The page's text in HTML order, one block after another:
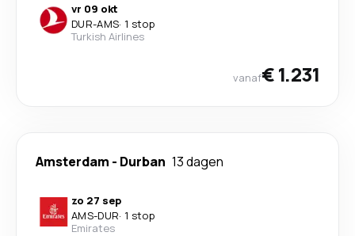
vr 09 okt
DUR-AMS· 1 stop
Turkish Airlines
vanaf€ 1.231
Amsterdam - Durban 13 dagen
zo 27 sep
AMS-DUR· 1 stop
Emirates